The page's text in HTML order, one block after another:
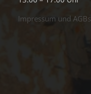
Impressum und AGBs